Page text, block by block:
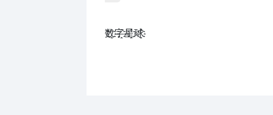
数҈字҈星҈球҈͏